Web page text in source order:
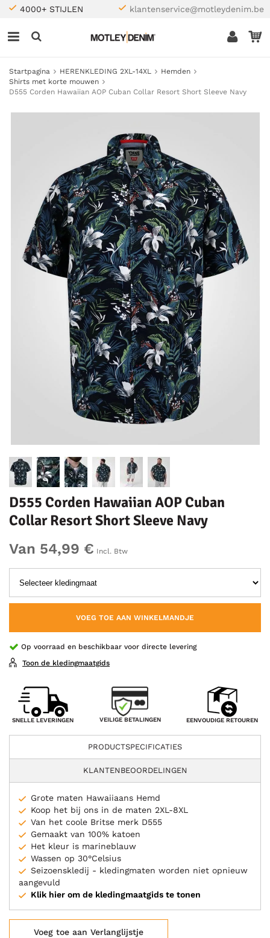
4000+ STIJLEN klantenservice@motleydenim.be
Startpagina HERENKLEDING 2XL-14XL
Hemden
Shirts met korte mouwen
D555 Corden Hawaiian AOP Cuban Collar Resort Short Sleeve Navy
D555 Corden Hawaiian AOP Cuban
Collar Resort Short Sleeve Navy
Van 54,99 € Incl. Btw
VOEG TOE AAN WINKELMANDJE
Op voorraad en beschikbaar voor directe levering
Toon de kledingmaatgids
SNELLE LEVERINGEN VEILIGE BETALINGEN EENVOUDIGE RETOUREN
PRODUCTSPECIFICATIES
KLANTENBEOORDELINGEN
Grote maten Hawaiiaans Hemd
Koop het bij ons in de maten 2XL-8XL
Van het coole Britse merk D555
Gemaakt van 100% katoen
Het kleur is marineblauw
Wassen op 30°Celsius
Seizoenskledij - kledingmaten worden niet opnieuw
aangevuld
Klik hier om de kledingmaatgids te tonen
Voeg toe aan Verlanglijstje